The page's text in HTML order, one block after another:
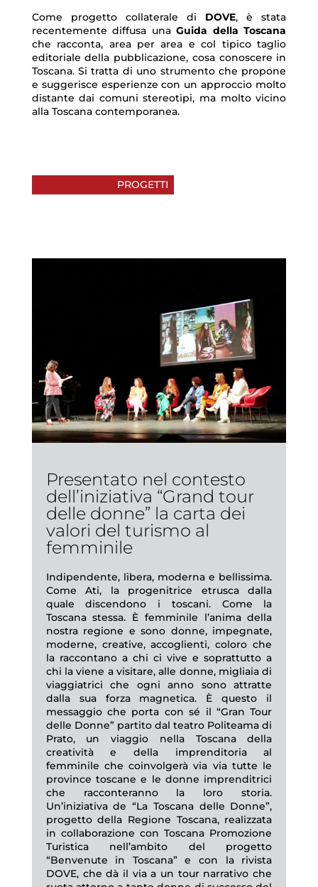
Come progetto collaterale di DOVE, è stata
recentemente diffusa unaGuida della Toscana
che racconta, area per area e col tipico taglio
editoriale della pubblicazione, cosa conoscere in
Toscana. Si tratta di uno strumento che propone
e suggerisce esperienze con un approccio molto
distante dai comuni stereotipi, ma molto vicino
alla Toscana contemporanea.
PROGETTI
Presentato nel contesto
dell’iniziativa “Grand tour
delle donne” la carta dei
valori del turismo al
femminile
Indipendente, libera, moderna e bellissima.
Come Ati, la progenitrice etrusca dalla
quale discendono i toscani. Come la
Toscana stessa. È femminile l’anima della
nostra regione e sono donne, impegnate,
moderne, creative, accoglienti, coloro che
la raccontano a chi ci vive e soprattutto a
chi la viene a visitare, alle donne, migliaia di
viaggiatrici che ogni anno sono attratte
dalla sua forza magnetica. È questo il
messaggio che porta con sé il “Gran Tour
delle Donne” partito dal teatro Politeama di
Prato, un viaggio nella Toscana della
creatività e della imprenditoria al
femminile che coinvolgerà via via tutte le
province toscane e le donne imprenditrici
che racconteranno la loro storia.
Un’iniziativa de “La Toscana delle Donne”,
progetto della Regione Toscana, realizzata
in collaborazione con Toscana Promozione
Turistica nell’ambito del progetto
“Benvenute in Toscana” e con la rivista
DOVE, che dà il via a un tour narrativo che